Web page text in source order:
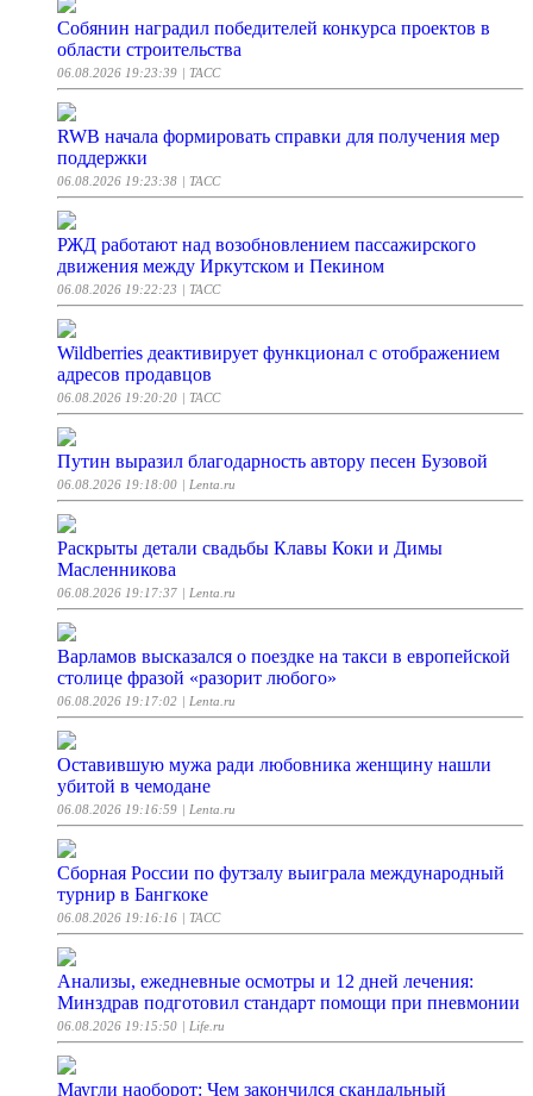
Собянин наградил победителей конкурса проектов в
области строительства
06.08.2026 19:23:39 | ТАСС
RWB начала формировать справки для получения мер
поддержки
06.08.2026 19:23:38 | ТАСС
РЖД работают над возобновлением пассажирского
движения между Иркутском и Пекином
06.08.2026 19:22:23 | ТАСС
Wildberries деактивирует функционал с отображением
адресов продавцов
06.08.2026 19:20:20 | ТАСС
Путин выразил благодарность автору песен Бузовой
06.08.2026 19:18:00 | Lenta.ru
Раскрыты детали свадьбы Клавы Коки и Димы
Масленникова
06.08.2026 19:17:37 | Lenta.ru
Варламов высказался о поездке на такси в европейской
столице фразой «разорит любого»
06.08.2026 19:17:02 | Lenta.ru
Оставившую мужа ради любовника женщину нашли
убитой в чемодане
06.08.2026 19:16:59 | Lenta.ru
Сборная России по футзалу выиграла международный
турнир в Бангкоке
06.08.2026 19:16:16 | ТАСС
Анализы, ежедневные осмотры и 12 дней лечения:
Минздрав подготовил стандарт помощи при пневмонии
06.08.2026 19:15:50 | Life.ru
Маугли наоборот: Чем закончился скандальный